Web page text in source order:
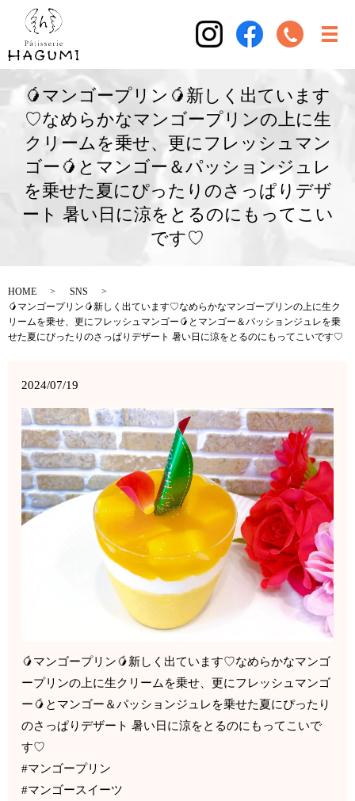
🥭マンゴープリン🥭新しく出ています
♡なめらかなマンゴープリンの上に生
クリームを乗せ、更にフレッシュマン
ゴー🥭とマンゴー＆パッションジュレ
を乗せた夏にぴったりのさっぱりデザ
ート️ 暑い日に涼をとるのにもってこい
です♡
HOME
SNS
🥭マンゴープリン🥭新しく出ています♡なめらかなマンゴープリンの上に生ク
リームを乗せ、更にフレッシュマンゴー🥭とマンゴー＆パッションジュレを乗
せた夏にぴったりのさっぱりデザート️ 暑い日に涼をとるのにもってこいです♡
2024/07/19
🥭マンゴープリン🥭新しく出ています♡なめらかなマンゴ
ープリンの上に生クリームを乗せ、更にフレッシュマンゴ
ー🥭とマンゴー＆パッションジュレを乗せた夏にぴったり
のさっぱりデザート️ 暑い日に涼をとるのにもってこいで
す♡
#マンゴープリン
#マンゴースイーツ